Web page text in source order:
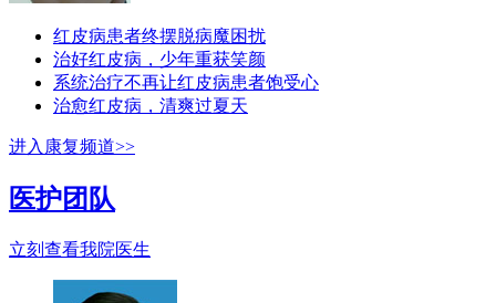
红皮病患者终摆脱病魔困扰
治好红皮病，少年重获笑颜
系统治疗不再让红皮病患者饱受心
治愈红皮病，清爽过夏天
进入康复频道>>
医护团队
立刻查看我院医生